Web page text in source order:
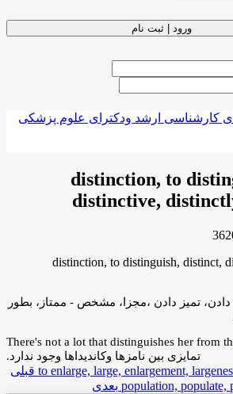
ورود | ثبت نام
distinction, to
distinctive,
distinction, to distinguish, distinct,
تمیز دادن ،مجزا، مشخص - ممتاز، بطور
There's not a lot that distinguishes her from
تمایزی بین نامزها وکاندیداها وجود ندارد.
قبلی
بعدی